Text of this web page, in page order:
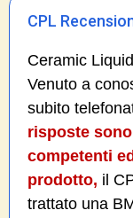
CPL
Ceramic
Venuto a
subito
risposte
competenti
prodotto, il
trattato una